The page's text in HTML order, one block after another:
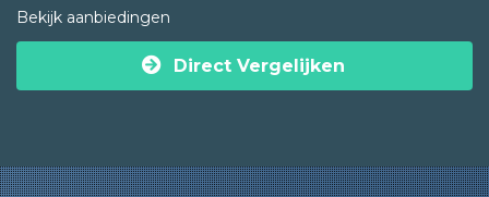
Bekijk aanbiedingen
Direct Vergelijken